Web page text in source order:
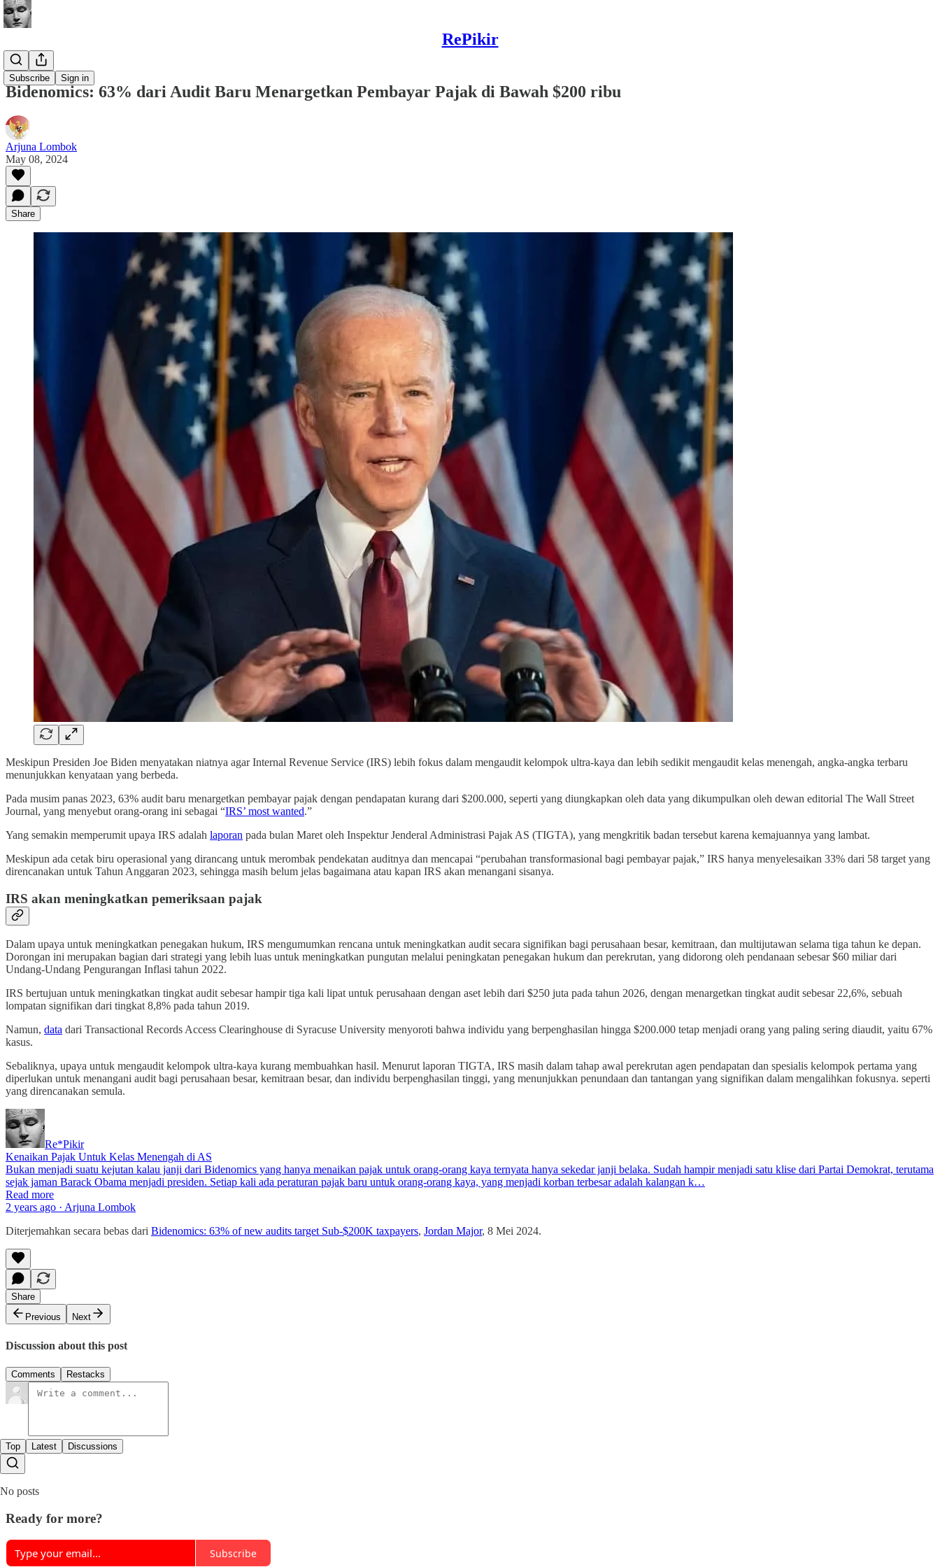
RePikir
Subscribe Sign in
Buletin
Bidenomics: 63% dari Audit Baru Menargetkan Pembayar Pajak di Bawah $200 ribu
Arjuna Lombok
May 08, 2024
Share
Meskipun Presiden Joe Biden menyatakan niatnya agar Internal Revenue Service (IRS) lebih fokus dalam mengaudit kelompok ultra-kaya dan lebih sedikit mengaudit kelas menengah, angka-angka terbaru
menunjukkan kenyataan yang berbeda.
Pada musim panas 2023, 63% audit baru menargetkan pembayar pajak dengan pendapatan kurang dari $200.000, seperti yang diungkapkan oleh data yang dikumpulkan oleh dewan editorial The Wall Street
Journal, yang menyebut orang-orang ini sebagai “IRS’ most wanted.”
Yang semakin memperumit upaya IRS adalah laporan pada bulan Maret oleh Inspektur Jenderal Administrasi Pajak AS (TIGTA), yang mengkritik badan tersebut karena kemajuannya yang lambat.
Meskipun ada cetak biru operasional yang dirancang untuk merombak pendekatan auditnya dan mencapai “perubahan transformasional bagi pembayar pajak,” IRS hanya menyelesaikan 33% dari 58 target yang
direncanakan untuk Tahun Anggaran 2023, sehingga masih belum jelas bagaimana atau kapan IRS akan menangani sisanya.
IRS akan meningkatkan pemeriksaan pajak
Dalam upaya untuk meningkatkan penegakan hukum, IRS mengumumkan rencana untuk meningkatkan audit secara signifikan bagi perusahaan besar, kemitraan, dan multijutawan selama tiga tahun ke depan.
Dorongan ini merupakan bagian dari strategi yang lebih luas untuk meningkatkan pungutan melalui peningkatan penegakan hukum dan perekrutan, yang didorong oleh pendanaan sebesar $60 miliar dari
Undang-Undang Pengurangan Inflasi tahun 2022.
IRS bertujuan untuk meningkatkan tingkat audit sebesar hampir tiga kali lipat untuk perusahaan dengan aset lebih dari $250 juta pada tahun 2026, dengan menargetkan tingkat audit sebesar 22,6%, sebuah
lompatan signifikan dari tingkat 8,8% pada tahun 2019.
Namun, data dari Transactional Records Access Clearinghouse di Syracuse University menyoroti bahwa individu yang berpenghasilan hingga $200.000 tetap menjadi orang yang paling sering diaudit, yaitu 67%
kasus.
Sebaliknya, upaya untuk mengaudit kelompok ultra-kaya kurang membuahkan hasil. Menurut laporan TIGTA, IRS masih dalam tahap awal perekrutan agen pendapatan dan spesialis kelompok pertama yang
diperlukan untuk menangani audit bagi perusahaan besar, kemitraan besar, dan individu berpenghasilan tinggi, yang menunjukkan penundaan dan tantangan yang signifikan dalam mengalihkan fokusnya. seperti
yang direncanakan semula.
Re*Pikir
Kenaikan Pajak Untuk Kelas Menengah di AS
Bukan menjadi suatu kejutan kalau janji dari Bidenomics yang hanya menaikan pajak untuk orang-orang kaya ternyata hanya sekedar janji belaka. Sudah hampir menjadi satu klise dari Partai Demokrat, terutama
sejak jaman Barack Obama menjadi presiden. Setiap kali ada peraturan pajak baru untuk orang-orang kaya, yang menjadi korban terbesar adalah kalangan k…
Read more
2 years ago · Arjuna Lombok
Diterjemahkan secara bebas dari Bidenomics: 63% of new audits target Sub-$200K taxpayers, Jordan Major, 8 Mei 2024.
Share
Previous
Next
Discussion about this post
Comments Restacks
Top Latest Discussions
No posts
Ready for more?
Subscribe